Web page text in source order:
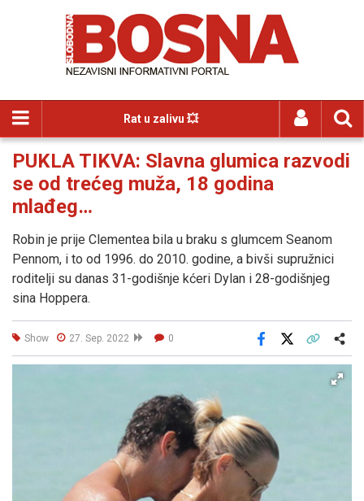
Rat u zalivu 💥
PUKLA TIKVA: Slavna glumica razvodi
se od trećeg muža, 18 godina
mlađeg…
Robin je prije Clementea bila u braku s glumcem Seanom
Pennom, i to od 1996. do 2010. godine, a bivši supružnici
roditelji su danas 31-godišnje kćeri Dylan i 28-godišnjeg
sina Hoppera.
Show 27. Sep. 2022 0
Facebook